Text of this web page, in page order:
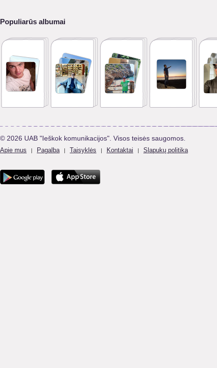
Populiarūs albumai
© 2026 UAB "Ieškok komunikacijos". Visos teisės saugomos.
Apie mus | Pagalba | Taisyklės | Kontaktai | Slapukų politika